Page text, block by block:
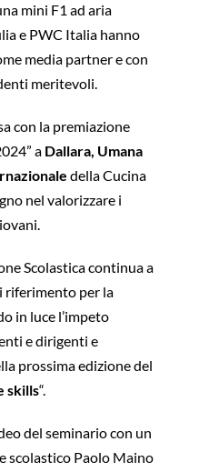
mini F1 ad aria
e PWC Italia hanno
media partner e con
meritevoli.
con la premiazione
a Dallara, Umana
della Cucina
nel valorizzare i
Scolastica continua a
riferimento per la
in luce l’impeto
e dirigenti e
prossima edizione del
skills“.
del seminario con un
scolastico Paolo Maino